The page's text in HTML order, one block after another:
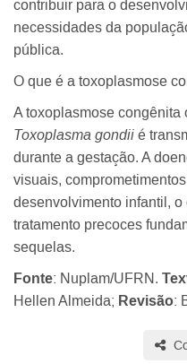
contribuir para o
necessidades da
pública.
O que é a toxoplasmose
A toxoplasmose congênita
Toxoplasma gondii é
durante a gestação. A
visuais,
desenvolvimento infantil,
tratamento precoces
sequelas.
Fonte: Nuplam/UFRN.
Hellen Almeida; Revisão: